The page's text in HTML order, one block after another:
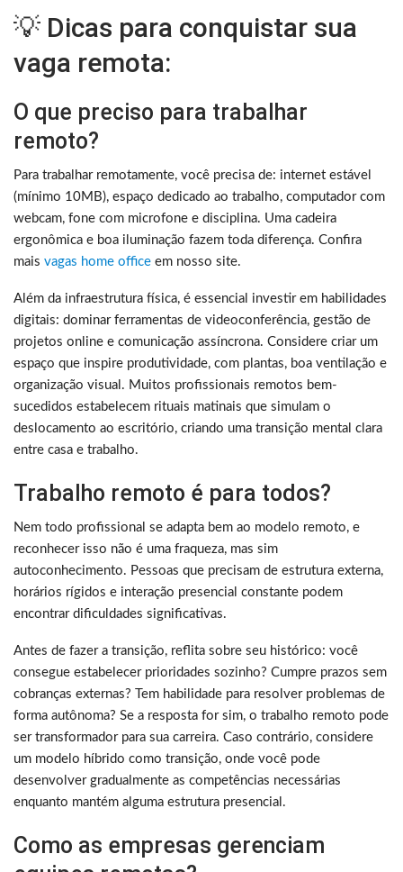
💡 Dicas para conquistar sua
vaga remota:
O que preciso para trabalhar
remoto?
Para trabalhar remotamente, você precisa de: internet estável
(mínimo 10MB), espaço dedicado ao trabalho, computador com
webcam, fone com microfone e disciplina. Uma cadeira
ergonômica e boa iluminação fazem toda diferença. Confira
mais vagas home office em nosso site.
Além da infraestrutura física, é essencial investir em habilidades
digitais: dominar ferramentas de videoconferência, gestão de
projetos online e comunicação assíncrona. Considere criar um
espaço que inspire produtividade, com plantas, boa ventilação e
organização visual. Muitos profissionais remotos bem-
sucedidos estabelecem rituais matinais que simulam o
deslocamento ao escritório, criando uma transição mental clara
entre casa e trabalho.
Trabalho remoto é para todos?
Nem todo profissional se adapta bem ao modelo remoto, e
reconhecer isso não é uma fraqueza, mas sim
autoconhecimento. Pessoas que precisam de estrutura externa,
horários rígidos e interação presencial constante podem
encontrar dificuldades significativas.
Antes de fazer a transição, reflita sobre seu histórico: você
consegue estabelecer prioridades sozinho? Cumpre prazos sem
cobranças externas? Tem habilidade para resolver problemas de
forma autônoma? Se a resposta for sim, o trabalho remoto pode
ser transformador para sua carreira. Caso contrário, considere
um modelo híbrido como transição, onde você pode
desenvolver gradualmente as competências necessárias
enquanto mantém alguma estrutura presencial.
Como as empresas gerenciam